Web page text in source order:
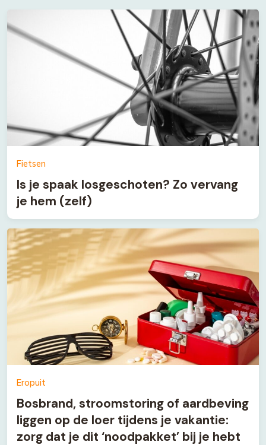
Fietsen
Is je spaak losgeschoten? Zo vervang
je hem (zelf)
Eropuit
Bosbrand, stroomstoring of aardbeving
liggen op de loer tijdens je vakantie:
zorg dat je dit ‘noodpakket’ bij je hebt